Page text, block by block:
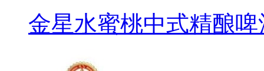
金星水蜜桃中式精酿啤